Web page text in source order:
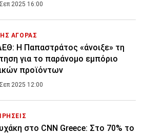
2025 16:00
ΑΓΟΡΑΣ
Η Παπαστράτος «άνοιξε» τη
για το παράνομο εμπόριο
προϊόντων
2025 12:00
στο CNN Greece: Στο 70% το